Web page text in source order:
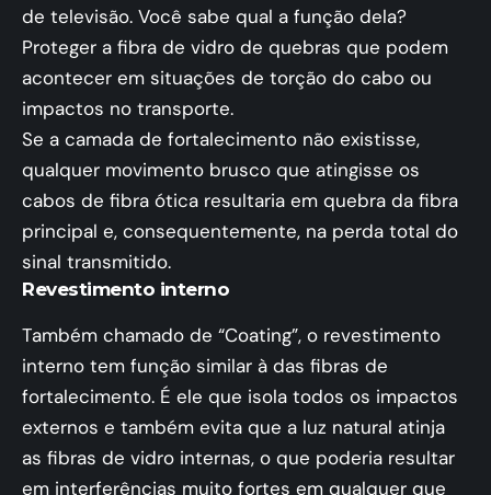
de televisão. Você sabe qual a função dela?
Proteger a fibra de vidro de quebras que podem
acontecer em situações de torção do cabo ou
impactos no transporte.
Se a camada de fortalecimento não existisse,
qualquer movimento brusco que atingisse os
cabos de fibra ótica resultaria em quebra da fibra
principal e, consequentemente, na perda total do
sinal transmitido.
Revestimento interno
Também chamado de “Coating”, o revestimento
interno tem função similar à das fibras de
fortalecimento. É ele que isola todos os impactos
externos e também evita que a luz natural atinja
as fibras de vidro internas, o que poderia resultar
em interferências muito fortes em qualquer que